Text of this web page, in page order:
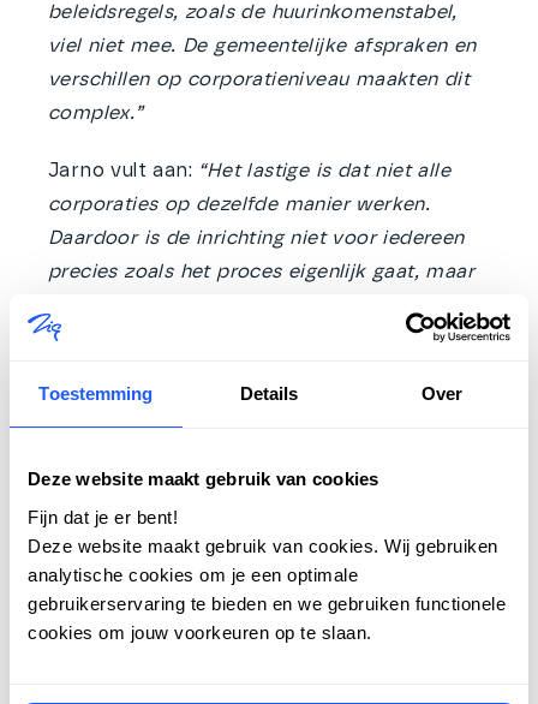
Toestemming Details Over
Deze website maakt gebruik van cookies
Fijn dat je er bent!
Deze website maakt gebruik van cookies. Wij gebruiken
analytische cookies om je een optimale
gebruikerservaring te bieden en we gebruiken functionele
cookies om jouw voorkeuren op te slaan.
beleidsregels, zoals de huurinkomenstabel,
viel niet mee. De gemeentelijke afspraken en
verschillen op corporatieniveau maakten dit
complex.”
Jarno vult aan: “Het lastige is dat niet alle
corporaties op dezelfde manier werken.
Daardoor is de inrichting niet voor iedereen
precies zoals het proces eigenlijk gaat, maar
gaat het prima.”
Ondanks deze uitdagingen laat de praktijk
zien dat corporaties elkaar versterken door
Lessen voor andere regio’s
Wat kunnen andere regio’s leren van
Thuispoort?